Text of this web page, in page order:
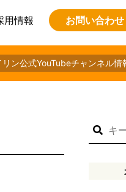
用情報 お問い合わせ
リン公式YouTubeチャンネル情